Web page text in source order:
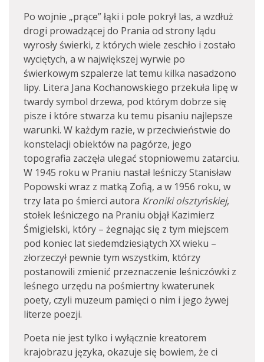
Po wojnie „prące” łąki i pole pokrył las, a wzdłuż
drogi prowadzącej do Prania od strony lądu
wyrosły świerki, z których wiele zeschło i zostało
wyciętych, a w największej wyrwie po
świerkowym szpalerze lat temu kilka nasadzono
lipy. Litera Jana Kochanowskiego przekuła lipę w
twardy symbol drzewa, pod którym dobrze się
pisze i które stwarza ku temu pisaniu najlepsze
warunki. W każdym razie, w przeciwieństwie do
konstelacji obiektów na pagórze, jego
topografia zaczęła ulegać stopniowemu zatarciu.
W 1945 roku w Praniu nastał leśniczy Stanisław
Popowski wraz z matką Zofią, a w 1956 roku, w
trzy lata po śmierci autora Kroniki olsztyńskiej,
stołek leśniczego na Praniu objął Kazimierz
Śmigielski, który – żegnając się z tym miejscem
pod koniec lat siedemdziesiątych XX wieku –
złorzeczył pewnie tym wszystkim, którzy
postanowili zmienić przeznaczenie leśniczówki z
leśnego urzędu na pośmiertny kwaterunek
poety, czyli muzeum pamięci o nim i jego żywej
literze poezji.
Poeta nie jest tylko i wyłącznie kreatorem
krajobrazu języka, okazuje się bowiem, że ci